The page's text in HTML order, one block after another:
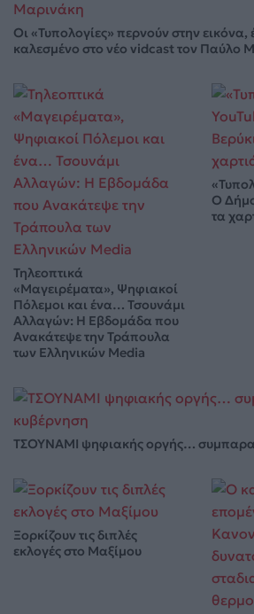
Οι «Τυπολογίες» περνούν στην
καλεσμένο στο νέο vidcast τον Παύλο
Τηλεοπτικά
«Μαγειρέματα», Ψηφιακοί
Πόλεμοι και ένα… Τσουνάμι
Αλλαγών: Η Εβδομάδα που
Ανακάτεψε την Τράπουλα
των Ελληνικών Media
Ο
τα
ΤΣΟΥΝΑΜΙ ψηφιακής οργής…
Ξορκίζουν τις διπλές
εκλογές στο Μαξίμου